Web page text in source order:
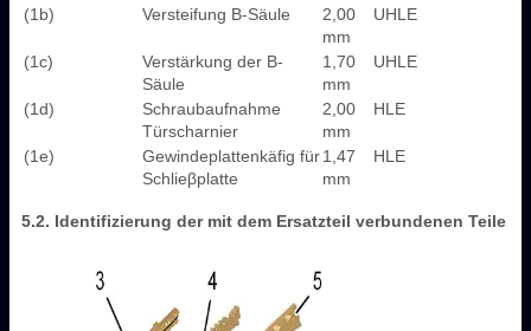
(1b) Versteifung B-Säule
2,00
mm
UHLE
(1c)
Verstärkung der B-
Säule
1,70
mm
UHLE
(1d)
Schraubaufnahme
Türscharnier
2,00
mm
HLE
(1e)
Gewindeplattenkäfig für
Schlieβplatte
1,47
mm
HLE
5.2. Identifizierung der mit dem Ersatzteil verbundenen Teile